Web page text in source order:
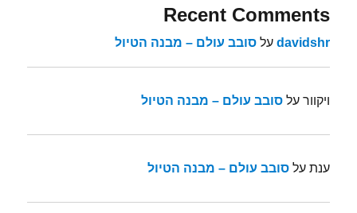
Recent Comments
davidshr עלסובב עולם – מבנה הטיול
ויקוור עלסובב עולם – מבנה הטיול
ענת עלסובב עולם – מבנה הטיול